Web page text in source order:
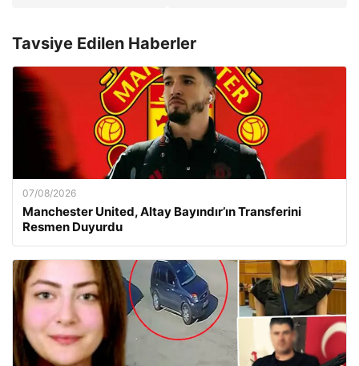
Tavsiye Edilen Haberler
07/08/2026
Manchester United, Altay Bayındır’ın Transferini
Resmen Duyurdu